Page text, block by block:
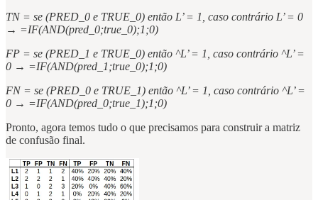
TN = se (PRED_0 e TRUE_0) então L’ = 1, caso contrário L’ = 0
→ =IF(AND(pred_0;true_0);1;0)
FP = se (PRED_1 e TRUE_0) então ^L’ = 1, caso contrário ^L’ =
0 → =IF(AND(pred_1;true_0);1;0)
FN = se (PRED_0 e TRUE_1) então ^L’ = 1, caso contrário ^L’ =
0 → =IF(AND(pred_0;true_1);1;0)
Pronto, agora temos tudo o que precisamos para construir a matriz
de confusão final.